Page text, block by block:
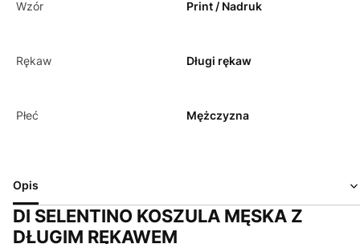
Wzór Print / Nadruk
Rękaw Długi rękaw
Płeć Mężczyzna
Opis
DI SELENTINO KOSZULA MĘSKA Z
DŁUGIM RĘKAWEM